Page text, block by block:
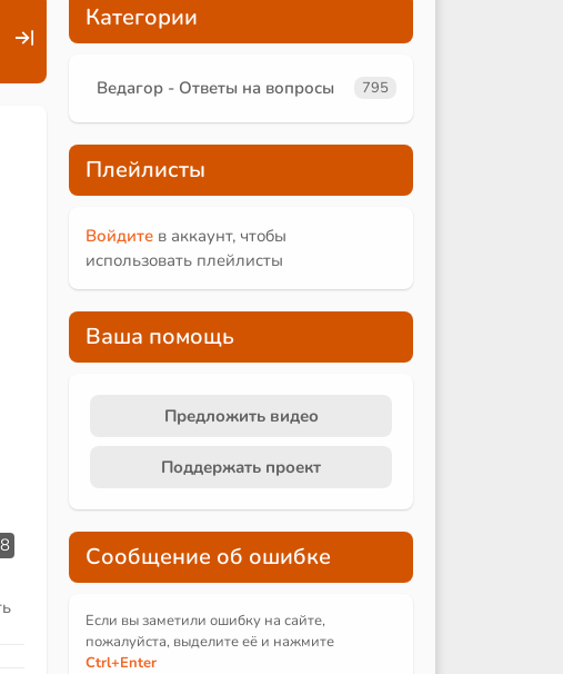
Категории
Ведагор - Ответы на вопросы 795
Плейлисты
Войдите в аккаунт, чтобы
использовать плейлисты
Ваша помощь
Предложить видео
Поддержать проект
Сообщение об ошибке
Если вы заметили ошибку на сайте,
пожалуйста, выделите её и нажмите
Ctrl+Enter